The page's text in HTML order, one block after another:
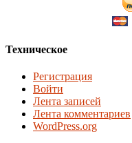
Техническое
Регистрация
Войти
Лента записей
Лента комментариев
WordPress.org